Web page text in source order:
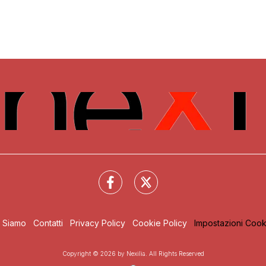
Siamo Contatti Privacy Policy Cookie Policy Impostazioni
Copyright © 2026 by Nexilia. All Rights Reserved